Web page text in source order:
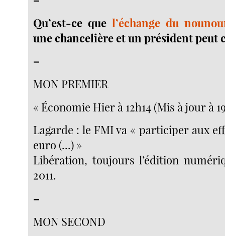
Qu’est-ce que l’échange du
une chancelière et un président peut
–
MON PREMIER
« Économie Hier à 12h14 (Mis à jour à
Lagarde : le FMI va « participer aux
euro (...) »
Libération, toujours l’édition
2011.
–
MON SECOND